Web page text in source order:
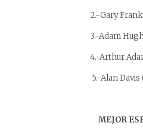
2.-Gary
3.-Adam
4.-Arthur
5.-Alan
MEJOR